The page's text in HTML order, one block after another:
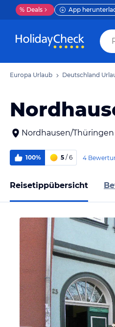
% Deals App
Europa Urlaub Deutschland
Nordhausen/Thüringen
100% 5 / 6 4
Reisetippübersicht